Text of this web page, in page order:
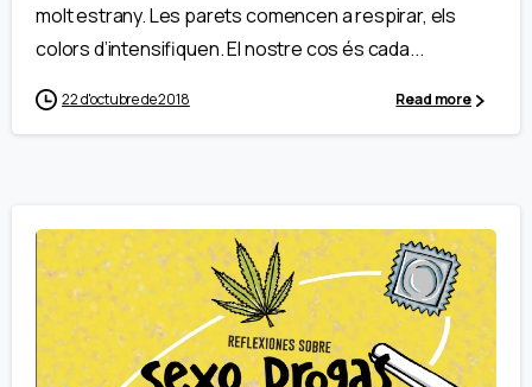
molt estrany. Les parets comencen a respirar, els
colors d’intensifiquen. El nostre cos és cada...
22 d'octubre de 2018 Read more